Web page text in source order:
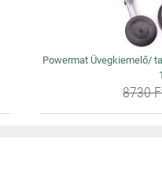
Powermat Üvegkiemelő/
8730